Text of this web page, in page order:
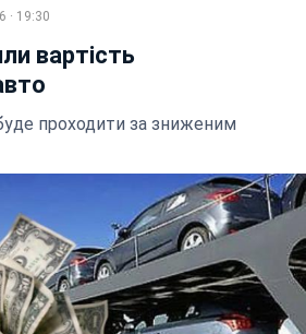
· 19:30
вартість
проходити за зниженим